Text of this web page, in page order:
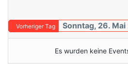
Vorheriger Tag Sonntag, 26.
Es wurden keine